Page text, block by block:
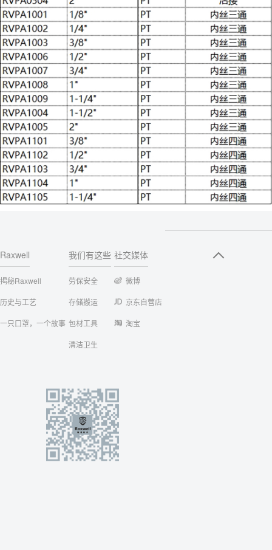
Raxwell
揭秘Raxwell
历史与工艺
一只口罩，一个故事
我们有这些
劳保安全
存储搬运
包材工具
清洁卫生
社交媒体
微博
京东自营店
淘宝